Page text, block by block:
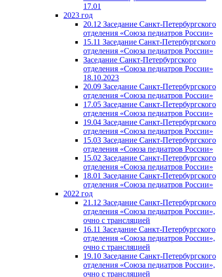
17.01
2023 год
20.12 Заседание Санкт-Петербургского
отделения «Союза педиатров России»
15.11 Заседание Санкт-Петербургского
отделения «Союза педиатров России»
Заседание Санкт-Петербургского
отделения «Союза педиатров России»
18.10.2023
20.09 Заседание Санкт-Петербургского
отделения «Союза педиатров России»
17.05 Заседание Санкт-Петербургского
отделения «Союза педиатров России»
19.04 Заседание Санкт-Петербургского
отделения «Союза педиатров России»
15.03 Заседание Санкт-Петербургского
отделения «Союза педиатров России»
15.02 Заседание Санкт-Петербургского
отделения «Союза педиатров России»
18.01 Заседание Санкт-Петербургского
отделения «Союза педиатров России»
2022 год
21.12 Заседание Санкт-Петербургского
отделения «Союза педиатров России»,
очно с трансляцией
16.11 Заседание Санкт-Петербургского
отделения «Союза педиатров России»,
очно с трансляцией
19.10 Заседание Санкт-Петербургского
отделения «Союза педиатров России»,
очно с трансляцией